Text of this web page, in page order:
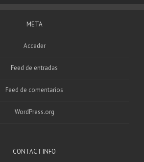
META
Acceder
Feed de entradas
Feed de comentarios
WordPress.org
CONTACT INFO